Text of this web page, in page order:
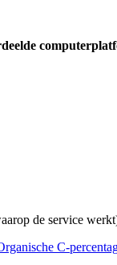
de service
C-